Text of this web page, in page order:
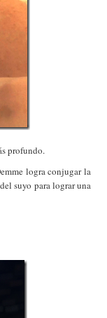
profundo.
logra conjugar la
suyo para lograr una